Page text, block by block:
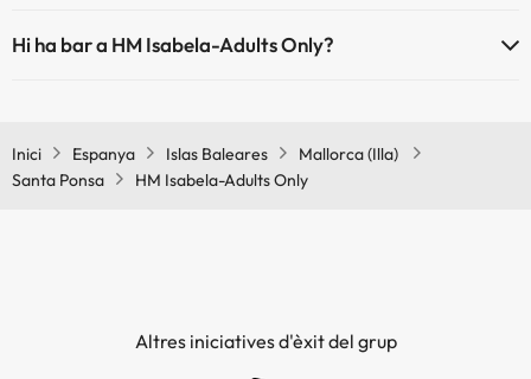
Hi ha bar a HM Isabela-Adults Only?
Inici Espanya Islas Baleares
Mallorca (Illa)
Santa Ponsa
HM Isabela-Adults Only
Altres iniciatives d'èxit del grup